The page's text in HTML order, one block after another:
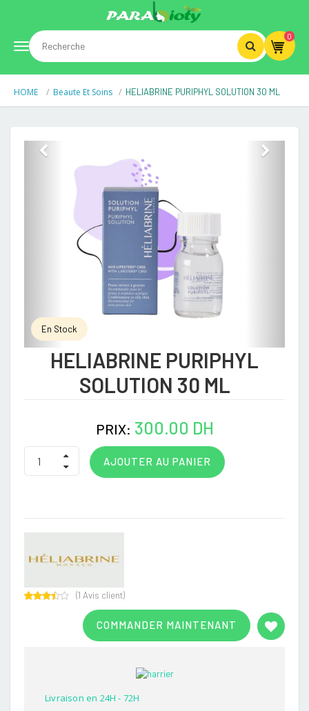
Toggle
navigation
0
HOME Beaute Et Soins HELIABRINE PURIPHYL SOLUTION 30 ML
En Stock
HELIABRINE PURIPHYL
SOLUTION 30 ML
PRIX: 300.00 DH
AJOUTER AU PANIER
COMMANDER MAINTENANT
(1 Avis client)
Livraison en 24H - 72H